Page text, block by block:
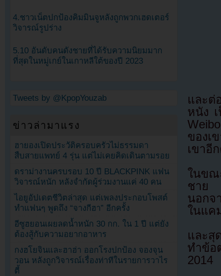
และต่
หนัง
ของเ
เขาอี
ในขณ
ชาย
นอกจ
ในแค
และสุ
ทำข้อ
2014
4.ชาวเน็ตปกป้องคิมมินจูหลังถูกพวกเฮดเตอร์
วิจารณ์รูปร่าง
5.10 อันดับคนดังชายที่ได้รับความนิยมมาก
ที่สุดในหมู่เกย์ในเกาหลีใต้ของปี 2023
Tweets by @KpopYouzab
ข่าวล่ามาแรง
ฮายองเปิดประวัติครอบครัวไม่ธรรมดา
สืบสายแพทย์ 4 รุ่น แต่ไม่เคยคิดเดินตามรอย
ดราม่างานครบรอบ 10 ปี BLACKPINK แฟน
วิจารณ์หนัก หลังจำกัดผู้ร่วมงานแค่ 40 คน
ไอยูอัปเดตชีวิตล่าสุด แต่เพลงประกอบโพสต์
ทำแฟนๆ พูดถึง “จางกีฮา” อีกครั้ง
อีซูฮยอนเผยลดน้ำหนัก 30 กก. ใน 1 ปี แต่ยัง
ต้องสู้กับความอยากอาหาร
กงฮโยจินและฮาฮ่า ออกโรงปกป้อง จองจุน
วอน หลังถูกวิจารณ์เรื่องท่าทีในรายการวาไร
ตี้